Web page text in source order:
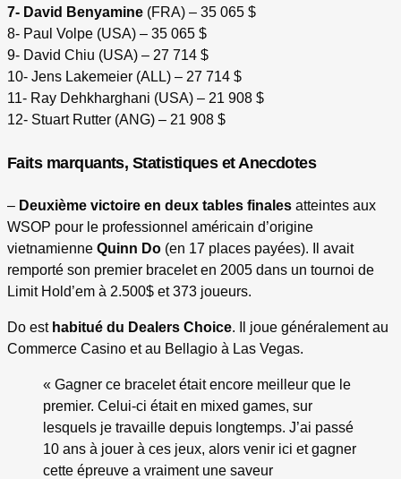
7- David Benyamine (FRA) – 35 065 $
8- Paul Volpe (USA) – 35 065 $
9- David Chiu (USA) – 27 714 $
10- Jens Lakemeier (ALL) – 27 714 $
11- Ray Dehkharghani (USA) – 21 908 $
12- Stuart Rutter (ANG) – 21 908 $
Faits marquants, Statistiques et Anecdotes
– Deuxième victoire en deux tables finales atteintes aux
WSOP pour le professionnel américain d’origine
vietnamienne Quinn Do (en 17 places payées). Il avait
remporté son premier bracelet en 2005 dans un tournoi de
Limit Hold’em à 2.500$ et 373 joueurs.
Do est habitué du Dealers Choice. Il joue généralement au
Commerce Casino et au Bellagio à Las Vegas.
« Gagner ce bracelet était encore meilleur que le
premier. Celui-ci était en mixed games, sur
lesquels je travaille depuis longtemps. J’ai passé
10 ans à jouer à ces jeux, alors venir ici et gagner
cette épreuve a vraiment une saveur